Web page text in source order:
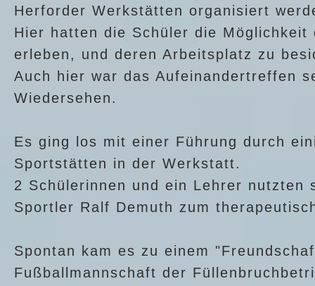
Herforder Werkstätten organisiert
Hier hatten die Schüler die
erleben, und deren Arbeitsplatz zu
Auch hier war das Aufeinandertreffen
Wiedersehen.
Es ging los mit einer Führung durch
Sportstätten in der Werkstatt.
2 Schülerinnen und ein Lehrer nutzten
Sportler Ralf Demuth zum
Spontan kam es zu einem
Fußballmannschaft der